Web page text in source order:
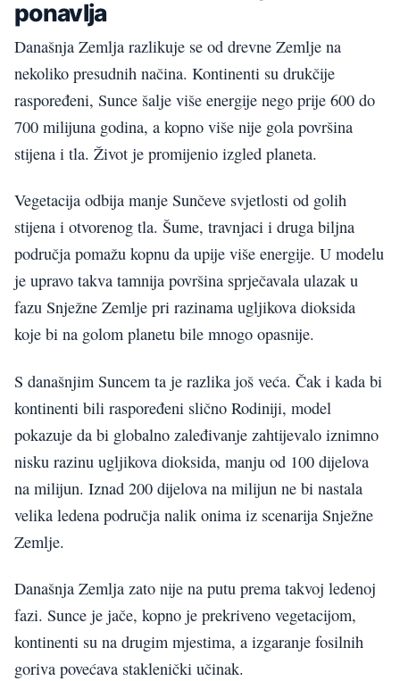
ponavlja
Današnja Zemlja razlikuje se od drevne Zemlje na
nekoliko presudnih načina. Kontinenti su drukčije
raspoređeni, Sunce šalje više energije nego prije 600 do
700 milijuna godina, a kopno više nije gola površina
stijena i tla. Život je promijenio izgled planeta.
Vegetacija odbija manje Sunčeve svjetlosti od golih
stijena i otvorenog tla. Šume, travnjaci i druga biljna
područja pomažu kopnu da upije više energije. U modelu
je upravo takva tamnija površina sprječavala ulazak u
fazu Snježne Zemlje pri razinama ugljikova dioksida
koje bi na golom planetu bile mnogo opasnije.
S današnjim Suncem ta je razlika još veća. Čak i kada bi
kontinenti bili raspoređeni slično Rodiniji, model
pokazuje da bi globalno zaleđivanje zahtijevalo iznimno
nisku razinu ugljikova dioksida, manju od 100 dijelova
na milijun. Iznad 200 dijelova na milijun ne bi nastala
velika ledena područja nalik onima iz scenarija Snježne
Zemlje.
Današnja Zemlja zato nije na putu prema takvoj ledenoj
fazi. Sunce je jače, kopno je prekriveno vegetacijom,
kontinenti su na drugim mjestima, a izgaranje fosilnih
goriva povećava staklenički učinak.